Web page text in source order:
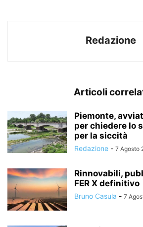
Redazione
Articoli
Piemonte,
per chiedere lo
per la siccità
Redazione - 7 Agosto
Rinnovabili,
FER X definitivo
Bruno Casula - 7